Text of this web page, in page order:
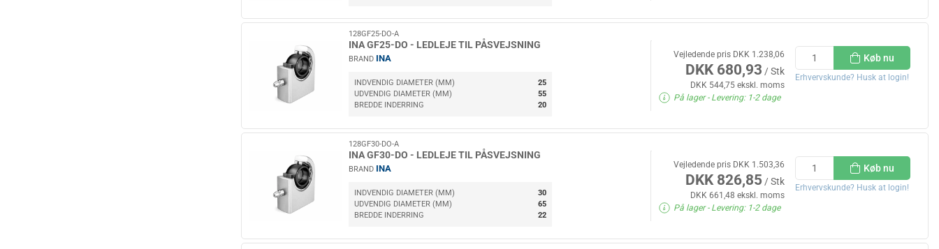
128GF25-DO-A
INA GF25-DO - LEDLEJE TIL PÅSVEJSNING
BRAND INA
INDVENDIG DIAMETER (MM)
25
UDVENDIG DIAMETER (MM)
55
BREDDE INDERRING
20
Vejledende pris DKK 1.238,06
DKK 680,93 / Stk
DKK 544,75 ekskl. moms
På lager- Levering: 1-2 dage
Køb nu
Erhvervskunde? Husk at login!
128GF30-DO-A
INA GF30-DO - LEDLEJE TIL PÅSVEJSNING
BRAND INA
INDVENDIG DIAMETER (MM)
30
UDVENDIG DIAMETER (MM)
65
BREDDE INDERRING
22
Vejledende pris DKK 1.503,36
DKK 826,85 / Stk
DKK 661,48 ekskl. moms
På lager- Levering: 1-2 dage
Køb nu
Erhvervskunde? Husk at login!